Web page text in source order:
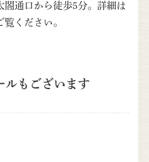
閤通口から徒歩5分。詳細は
覧ください。
ルもございます